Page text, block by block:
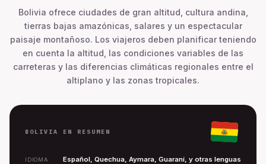
Bolivia ofrece ciudades de gran altitud, cultura andina,
tierras bajas amazónicas, salares y un espectacular
paisaje montañoso. Los viajeros deben planificar teniendo
en cuenta la altitud, las condiciones variables de las
carreteras y las diferencias climáticas regionales entre el
altiplano y las zonas tropicales.
BOLIVIA EN RESUMEN
IDIOMA
Español, Quechua, Aymara, Guaraní, y otras lenguas